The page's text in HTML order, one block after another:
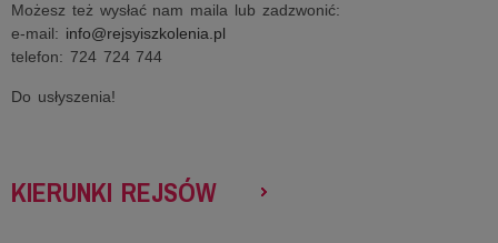
Możesz też wysłać nam maila lub zadzwonić:
e-mail: info@rejsyiszkolenia.pl
telefon: 724 724 744
Do usłyszenia!
KIERUNKI REJSÓW